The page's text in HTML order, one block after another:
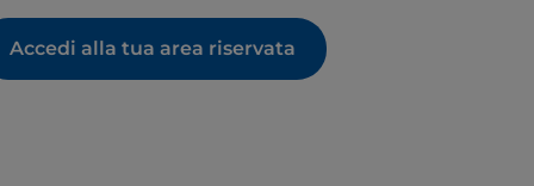
Accedi alla tua area riservata